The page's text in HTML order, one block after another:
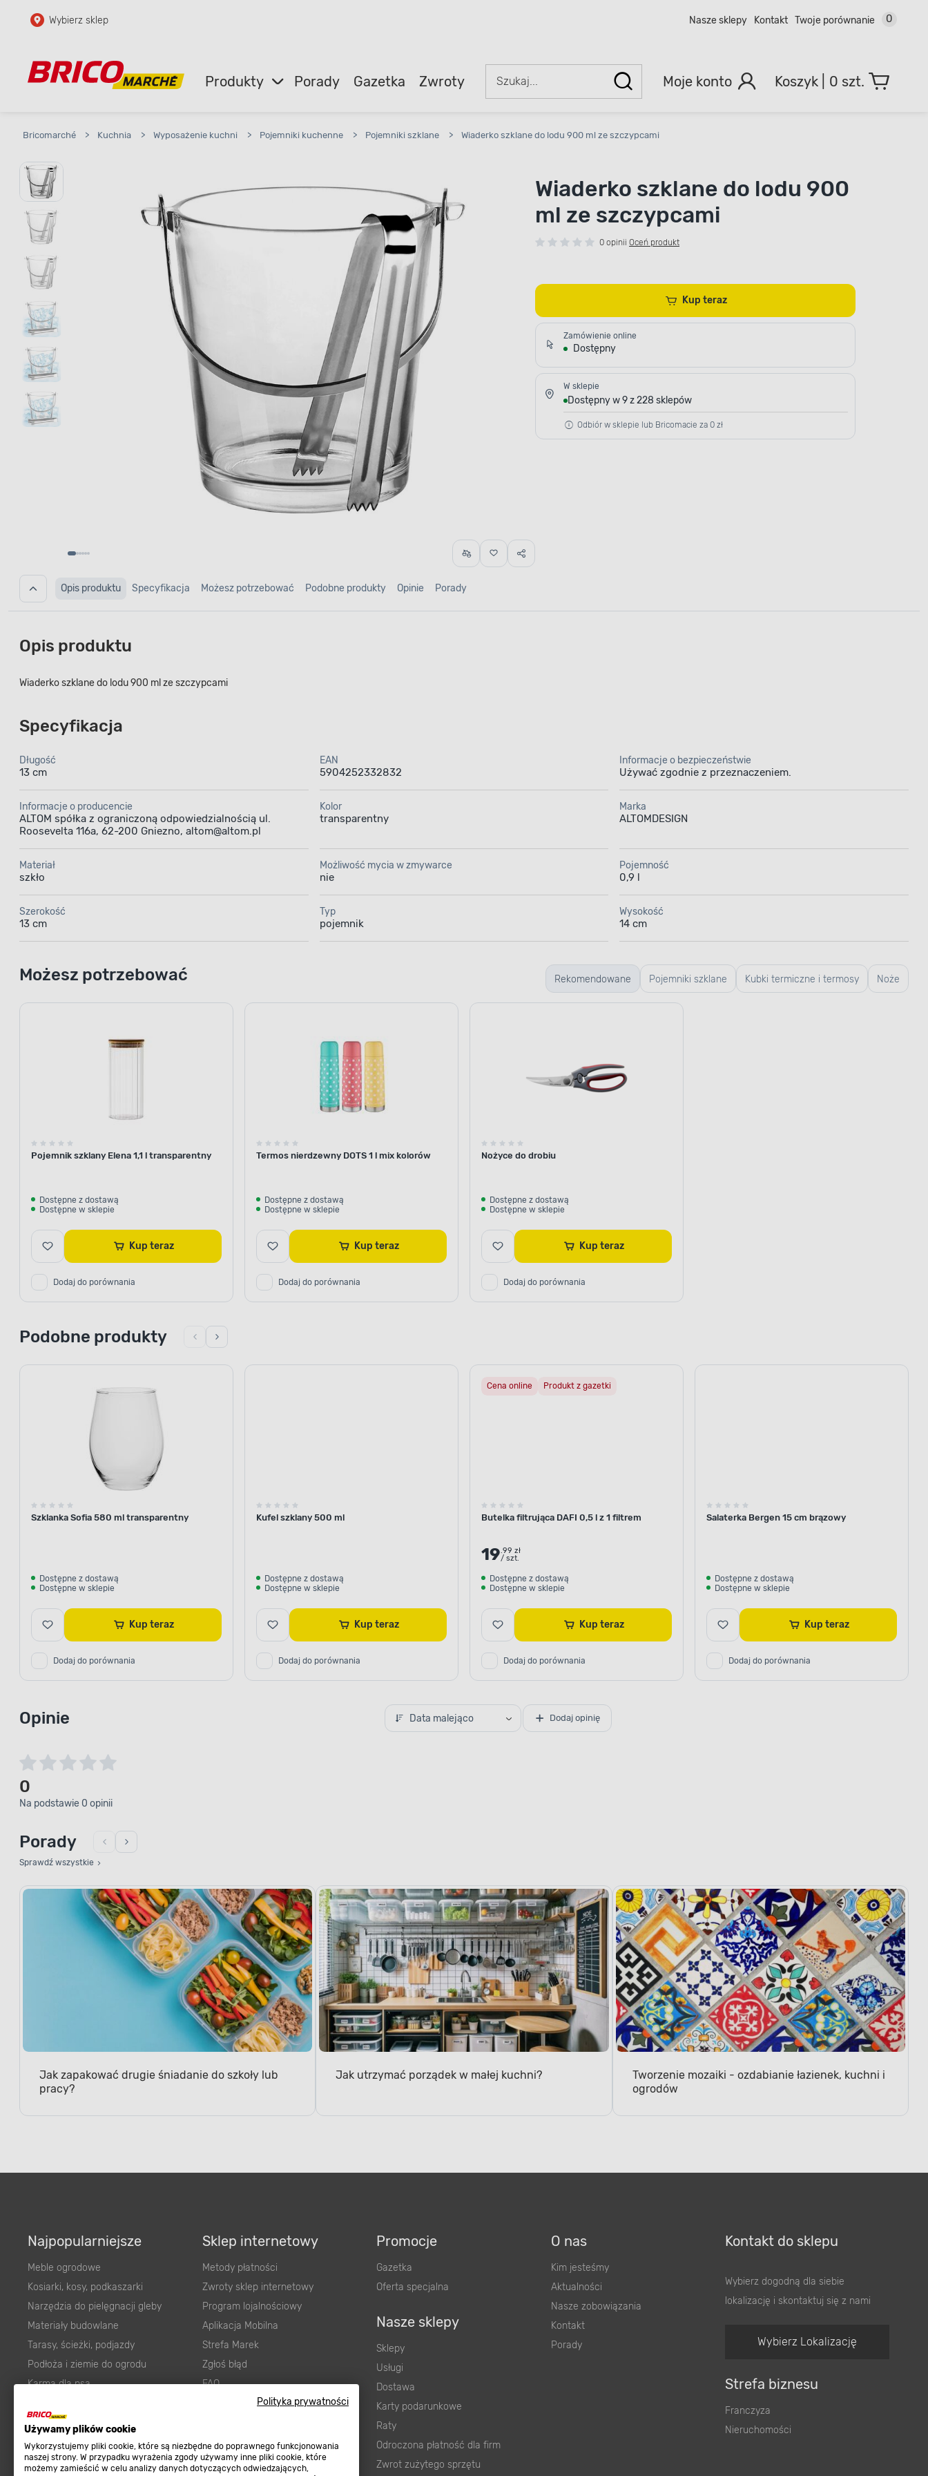
Polityka prywatności
Używamy plików cookie
Wykorzystujemy pliki cookie, które są niezbędne do poprawnego funkcjonowania
naszej strony. W przypadku wyrażenia zgody używamy inne pliki cookie, które
możemy zamieścić w celu analizy danych dotyczących odwiedzających,
Przejdź do głównej zawartości
Przejdź do wyszukiwarki
Wybierz sklep Nasze sklepy Kontakt Twoje porównanie 0
Produkty Porady Gazetka Zwroty Moje konto 0 szt.
Bricomarché > Kuchnia > Wyposażenie kuchni > Pojemniki kuchenne > Pojemniki szklane > Wiaderko szklane do lodu 900 ml ze szczypcami
Wiaderko szklane do lodu 900
ml ze szczypcami
0 opinii Oceń produkt
Kup teraz
Zamówienie online
Dostępny
W sklepie
Dostępny w 9 z 228 sklepów
Odbiór w sklepie lub Bricomacie za 0 zł
Opis produktu Specyfikacja Możesz potrzebować Podobne produkty Opinie Porady
Opis produktu
Wiaderko szklane do lodu 900 ml ze szczypcami
Specyfikacja
Długość
13 cm
EAN
5904252332832
Informacje o bezpieczeństwie
Używać zgodnie z przeznaczeniem.
Informacje o producencie
ALTOM spółka z ograniczoną odpowiedzialnością ul.
Roosevelta 116a, 62-200 Gniezno, altom@altom.pl
Kolor
transparentny
Marka
ALTOMDESIGN
Materiał
szkło
Możliwość mycia w zmywarce
nie
Pojemność
0,9 l
Szerokość
13 cm
Typ
pojemnik
Wysokość
14 cm
Rekomendowane Pojemniki szklane Kubki termiczne i termosy Noże
Możesz potrzebować
Pojemnik szklany Elena 1,1 l transparentny
Dostępne z dostawą
Dostępne w sklepie
Kup teraz
Dodaj do porównania
Termos nierdzewny DOTS 1 l mix kolorów
Dostępne z dostawą
Dostępne w sklepie
Kup teraz
Dodaj do porównania
Nożyce do drobiu
Dostępne z dostawą
Dostępne w sklepie
Kup teraz
Dodaj do porównania
Podobne produkty
Szklanka Sofia 580 ml transparentny
Dostępne z dostawą
Dostępne w sklepie
Kup teraz
Dodaj do porównania
Kufel szklany 500 ml
Dostępne z dostawą
Dostępne w sklepie
Kup teraz
Dodaj do porównania
Cena online Produkt z gazetki
Butelka filtrująca DAFI 0,5 l z 1 filtrem
19.99 zł
/ szt.
Dostępne z dostawą
Dostępne w sklepie
Kup teraz
Dodaj do porównania
Salaterka Bergen 15 cm brązowy
Dostępne z dostawą
Dostępne w sklepie
Kup teraz
Dodaj do porównania
Opinie Data malejąco Dodaj opinię
0
Na podstawie 0 opinii
Porady
Sprawdź wszystkie
Jak zapakować drugie śniadanie do szkoły lub
pracy?
Jak utrzymać porządek w małej kuchni?
Tworzenie mozaiki - ozdabianie łazienek, kuchni i
ogrodów
Najpopularniejsze
Meble ogrodowe
Kosiarki, kosy, podkaszarki
Narzędzia do pielęgnacji gleby
Materiały budowlane
Tarasy, ścieżki, podjazdy
Podłoża i ziemie do ogrodu
Karma dla psa
Farby wewnętrzne białe
Elektryka
Panele
Sklep internetowy
Metody płatności
Zwroty sklep internetowy
Program lojalnościowy
Aplikacja Mobilna
Strefa Marek
Zgłoś błąd
FAQ
Prawny obowiązek zapewnienia
Program Brico PRO
Promocje
Gazetka
Oferta specjalna
Nasze sklepy
Sklepy
Usługi
Dostawa
Karty podarunkowe
Raty
Odroczona płatność dla firm
Zwrot zużytego sprzętu
O nas
Kim jesteśmy
Aktualności
Nasze zobowiązania
Kontakt
Porady
Kontakt do sklepu
Wybierz dogodną dla siebie
lokalizację i skontaktuj się z nami
Wybierz Lokalizację
Strefa biznesu
Franczyza
Nieruchomości